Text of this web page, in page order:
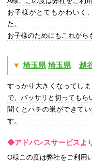
お子様がとてもかわいく
た。
お子様のためにもこれから
埼玉県 埼玉県 越
すっかり大きくなってし
で、バッサリと切ってもら
聞くとハチの巣ができて
す。
◆アドバンスサービスよ
O様この度は弊社をご利用